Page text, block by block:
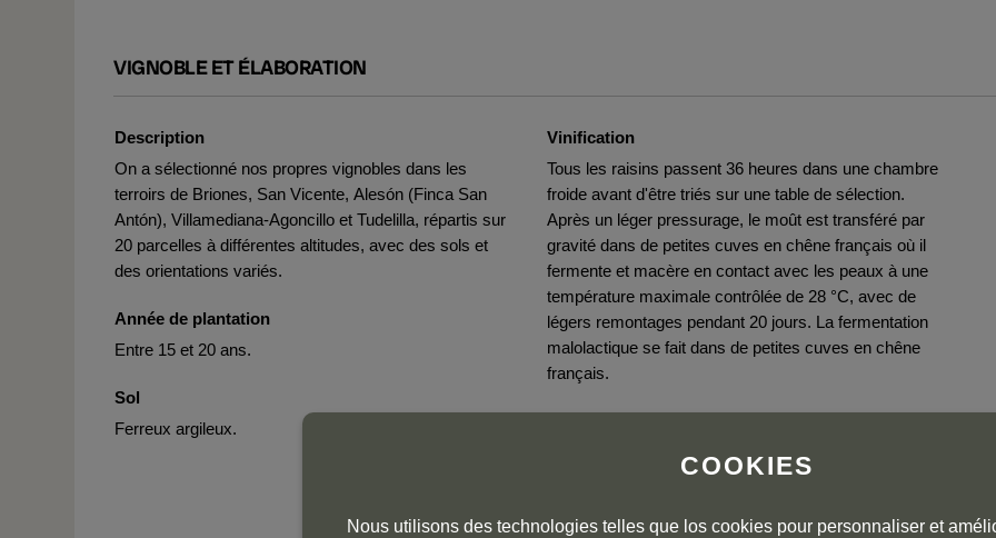
VIGNOBLE ET ÉLABORATION
Description
On a sélectionné nos propres vignobles dans les
terroirs de Briones, San Vicente, Alesón (Finca San
Antón), Villamediana-Agoncillo et Tudelilla, répartis sur
20 parcelles à différentes altitudes, avec des sols et
des orientations variés.
Année de plantation
Entre 15 et 20 ans.
Sol
Ferreux argileux.
Vinification
Tous les raisins passent 36 heures dans une chambre
froide avant d'être triés sur une table de sélection.
Après un léger pressurage, le moût est transféré par
gravité dans de petites cuves en chêne français où il
fermente et macère en contact avec les peaux à une
température maximale contrôlée de 28 °C, avec de
légers remontages pendant 20 jours. La fermentation
malolactique se fait dans de petites cuves en chêne
français.
(60 %) et américain (40 %), avec soutirages réguliers.
COOKIES
Nous utilisons des technologies telles que los cookies pour personnaliser et